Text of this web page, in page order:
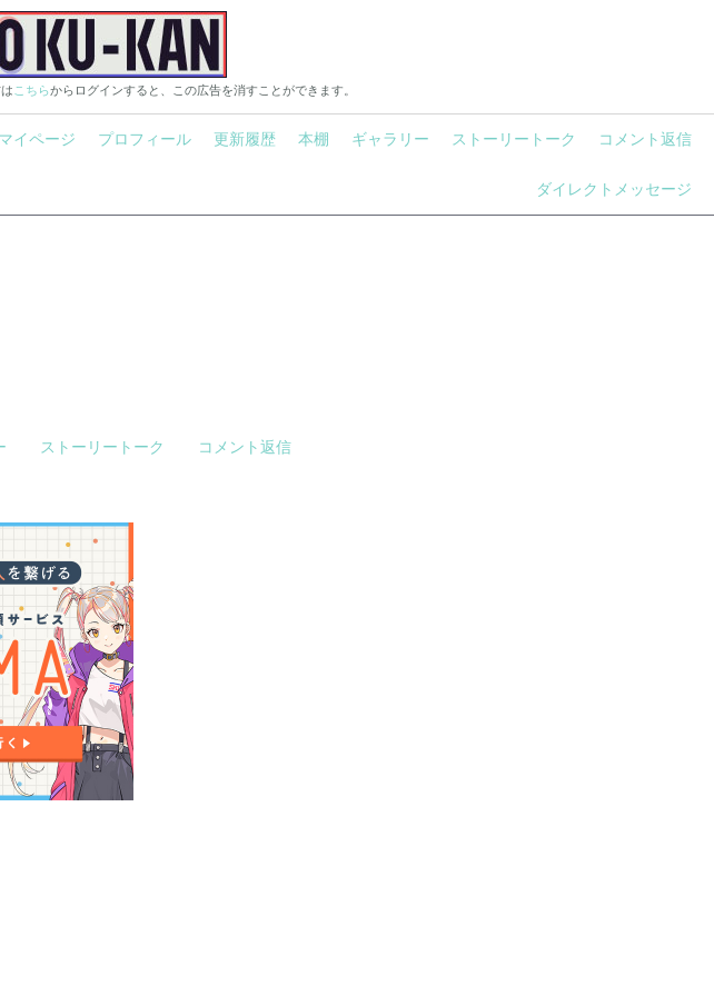
こちらからログインすると、この広告を消すことができます。
マイページ プロフィール 更新履歴 本棚 ギャラリー ストーリートーク コメント返信
ダイレクトメッセージ
ストーリートーク
コメント返信